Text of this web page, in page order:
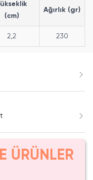
(cm)
Ağırlık (gr)
2,2 230
ÜRÜNLER